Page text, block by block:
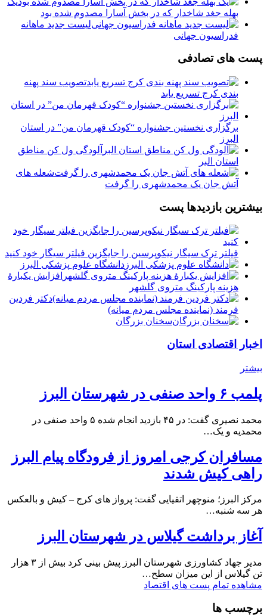
بهله جغد شاخدار که در بخش آسارا مصدوم شده بود
لیست جدید ماهانه
فدراسیون جهانی
پست های تصادفی
️تصویب سند پهنه
بندی کرج تسریع یابد
برگزاری نخستین جشنواره “کودک قهرمان من” در استان
البرز
آلودگی ول کن مناطق
استان البر
شعله های
آتش جان یک محمدشهری را گرفت
بیشترین بازدیدها پست
فیلتر ترک سیگار نیکوپرسین را جایگزین فیلتر سیگار خود کنید
دانشگاه علوم پزشکی البرز
افزایش یکبارۀ
هزینه پارکینگ متروی گلشهر
دكتر فردين
فرمند (نماينده مجلس مردم میانه)
سخنان بزرگان
اخبار اقتصادی استان
بیشتر
پلمب ۶ واحد صنفی در شهرستان البرز
محمد نصیری گفت: در ۴۵ بازدید انجام شده ۵ واحد صنفی در
محمدیه و یک…
مسافران کرجی امروز از فرودگاه پیام البرز
راهی کیش شدند
مرکز البرز؛ منوچهر اتقیایی گفت: پرواز های کرج – کیش و بالعکس
هر سه شنبه…
آغاز برداشت گیلاس در شهرستان البرز
مدیر جهاد کشاورزی شهرستان البرز پیش بینی کرد بیش از ۳ هزار
تن گیلاس از این میزان سطح…
مشاهده تمام پست های اقتصاد
برچسب ها